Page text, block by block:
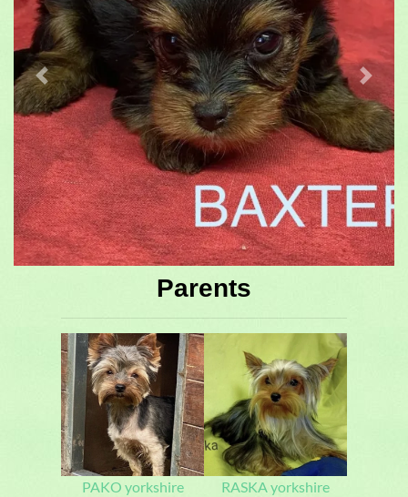
Previous Next
Parents
PAKO yorkshire
RASKA yorkshire